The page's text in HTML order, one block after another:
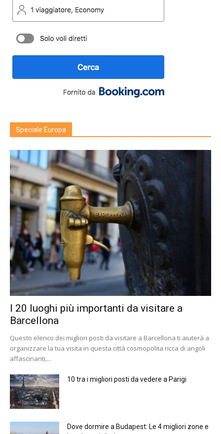
Speciale Europa
I 20 luoghi più importanti da visitare a
Barcellona
Questo elenco dei migliori posti da visitare a Barcellona ti aiuterà a
organizzare la tua visita in questa città cosmopolita ricca di angoli
affascinanti,...
10 tra i migliori posti da vedere a Parigi
Dove dormire a Budapest: Le 4 migliori zone e